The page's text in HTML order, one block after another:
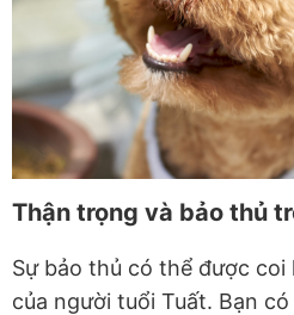
Thận trọng và bảo thủ
Sự bảo thủ có thể được
của người tuổi Tuất. Bạn